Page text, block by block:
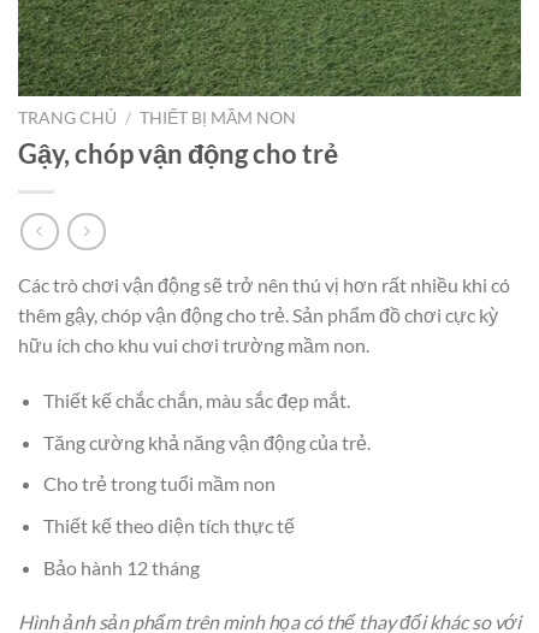
TRANG CHỦ / THIẾT BỊ MẦM NON
Gậy, chóp vận động cho trẻ
Các trò chơi vận động sẽ trở nên thú vị hơn rất nhiều khi có
thêm gậy, chóp vận động cho trẻ. Sản phẩm đồ chơi cực kỳ
hữu ích cho khu vui chơi trường mầm non.
Thiết kế chắc chắn, màu sắc đẹp mắt.
Tăng cường khả năng vận động của trẻ.
Cho trẻ trong tuổi mầm non
Thiết kế theo diện tích thực tế
Bảo hành 12 tháng
Hình ảnh sản phẩm trên minh họa có thể thay đổi khác so với